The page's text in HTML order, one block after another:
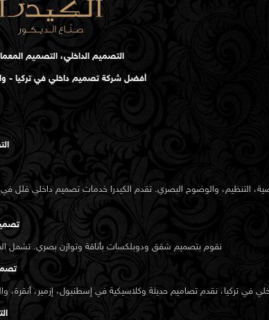
التصميم الداخلي، التصميم
أفضل شركة تصميم داخلي في تركيا -
التنظيم، والوضوح البصري. تقدم الكيدرا خدمات تصميم داخلي فلل
نقوم بتصميم شقق ودوبلكسات بأناقة وتوازن بصري. تشمل
في تركيا، نقدم تصاميم حديثة وكلاسيكية في إسطنبول، إزمير، أنقرة،